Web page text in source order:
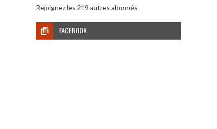
Rejoignez les 219 autres abonnés
FACEBOOK